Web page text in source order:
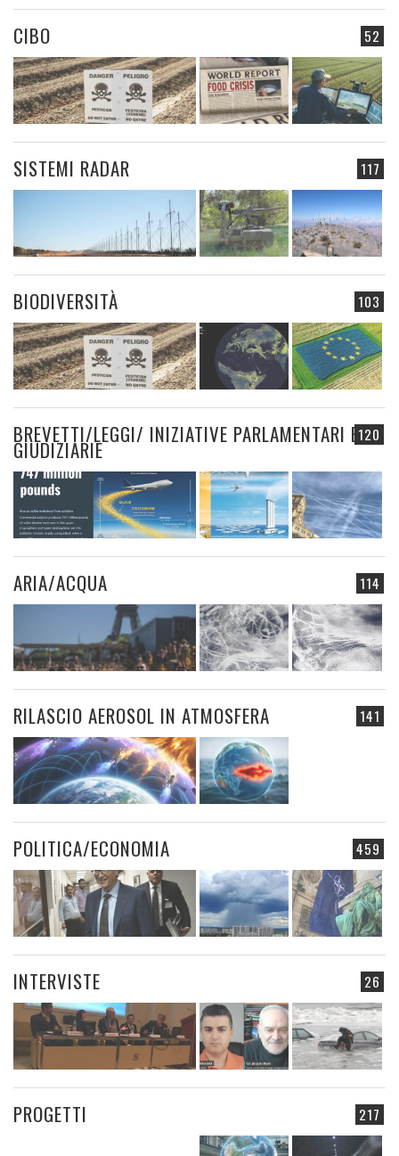
52
CIBO
117
SISTEMI RADAR
103
BIODIVERSITÀ
120
BREVETTI/LEGGI/ INIZIATIVE PARLAMENTARI E
GIUDIZIARIE
114
ARIA/ACQUA
141
RILASCIO AEROSOL IN ATMOSFERA
459
POLITICA/ECONOMIA
26
INTERVISTE
217
PROGETTI